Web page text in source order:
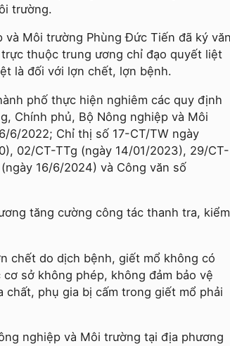
trường.
Môi trường Phùng Đức Tiến đã ký
thuộc trung ương chỉ đạo quyết liệt
là đối với lợn chết, lợn bệnh.
phố thực hiện nghiêm các quy định
Chính phủ, Bộ Nông nghiệp và Môi
6/2022; Chỉ thị số 17-CT/TW ngày
02/CT-TTg (ngày 14/01/2023), 29/CT-
16/6/2024) và Công văn số
tăng cường công tác thanh tra, kiểm
chết do dịch bệnh, giết mổ không có
sở không phép, không đảm bảo vệ
phụ gia bị cấm trong giết mổ phải
nghiệp và Môi trường tại địa phương